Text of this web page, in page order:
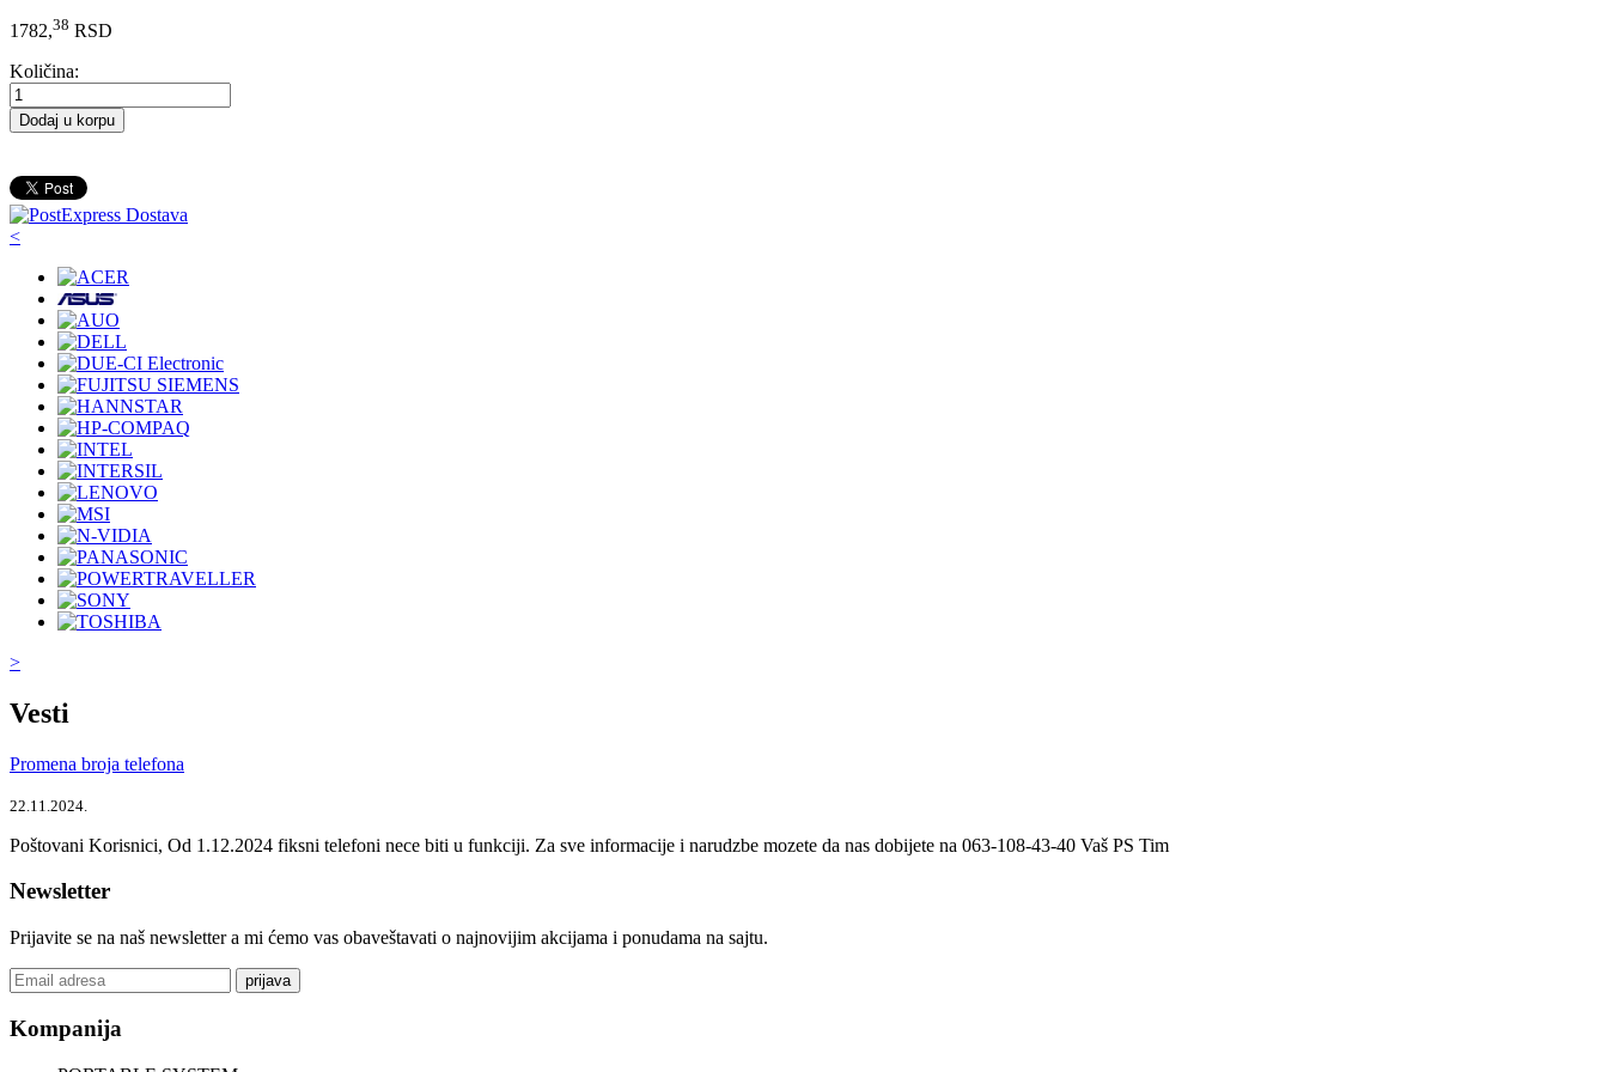
1782,38 RSD
Količina:
Dodaj u korpu
<
>
Vesti
Promena broja telefona
22.11.2024.
Poštovani Korisnici, Od 1.12.2024 fiksni telefoni nece biti u funkciji. Za sve informacije i narudzbe mozete da nas dobijete na 063-108-43-40 Vaš PS Tim
Newsletter
Prijavite se na naš newsletter a mi ćemo vas obaveštavati o najnovijim akcijama i ponudama na sajtu.
prijava
Kompanija